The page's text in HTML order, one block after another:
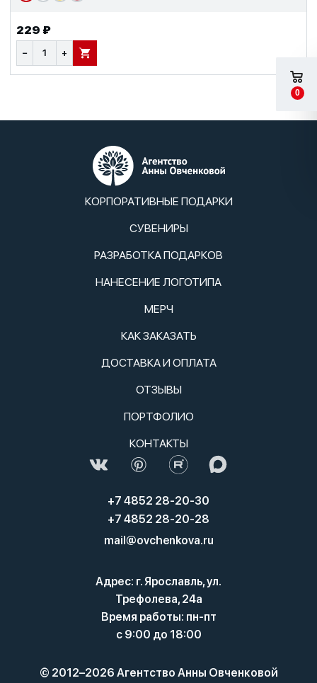
229 ₽
− + В КОРЗИНУ
КОРПОРАТИВНЫЕ ПОДАРКИ
СУВЕНИРЫ
РАЗРАБОТКА ПОДАРКОВ
НАНЕСЕНИЕ ЛОГОТИПА
МЕРЧ
КАК ЗАКАЗАТЬ
ДОСТАВКА И ОПЛАТА
ОТЗЫВЫ
ПОРТФОЛИО
КОНТАКТЫ
+7 4852 28-20-30
+7 4852 28-20-28
mail@ovchenkova.ru
Адрес: г. Ярославль, ул.
Трефолева, 24а
Время работы: пн-пт
с 9:00 до 18:00
© 2012–2026 Агентство Анны Овченковой
0